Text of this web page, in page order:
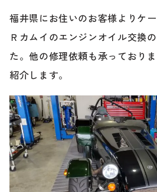
お客様の声
ケータハム岐阜
プライバシーポリシー
買取査定のご依頼
その他のお問い合わせ
中古車探しのご依頼・レンタ
電話・メールなどのご連絡方法意
福井県にお住いのお客様よりケ
Ｒカムイのエンジンオイル交換
た。他の修理依頼も承っており
紹介します。